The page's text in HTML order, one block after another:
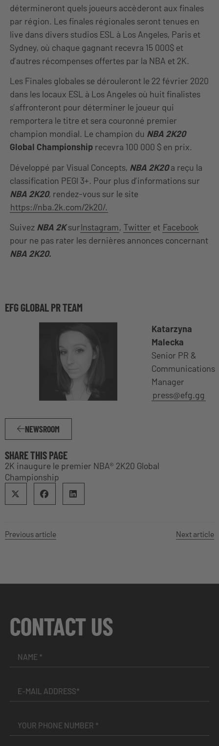
détermineront quels joueurs accèderont aux finales
par région. Les finales régionales seront tenues en
live dans divers studios ESL à Los Angeles, Paris et
Sydney, où chaque gagnant recevra 15 000$ et
d’autres récompenses offertes par la NBA et 2K.
Les Finales globales se dérouleront le 22 février 2020
dans les locaux ESL à Los Angeles où huit finalistes
s’affronteront pour déterminer le joueur qui
remportera le titre et sera couronné premier
champion mondial. Le champion du NBA 2K20
Global Championship recevra 100 000 $ en prix.
Développé par Visual Concepts, NBA 2K20a reçu la
classification PEGI 3+. Pour plus d’informations sur
NBA 2K20, rendez-vous sur le site
https://nba.2k.com/2k20/.
Suivez NBA 2KsurInstagram, Twitter et Facebook
pour ne pas rater les dernières annonces concernant
NBA 2K20.
EFG GLOBAL PR TEAM
Katarzyna
Malecka
Senior PR &
Communications
Manager
press@efg.gg
NEWSROOM
SHARE THIS PAGE
2K inaugure le premier NBA® 2K20 Global
Championship
Previous article Next article
CONTACT US